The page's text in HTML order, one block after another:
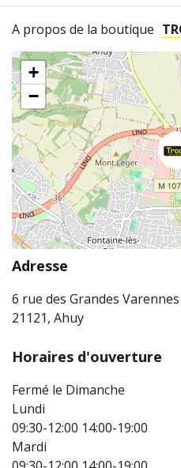
A propos de la boutique
+
−
Adresse
6 rue des Grandes Varennes
21121, Ahuy
Horaires d'ouverture
Fermé le Dimanche
Lundi
09:30-12:00 14:00-19:00
Mardi